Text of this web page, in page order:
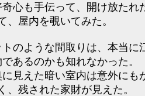
心も手伝って、開け放たれ
、屋内を覗いてみた。
のような間取りは、本当に
あるのかも知れなかった。
見えた暗い室内は意外にも
、残された家財が見えた。